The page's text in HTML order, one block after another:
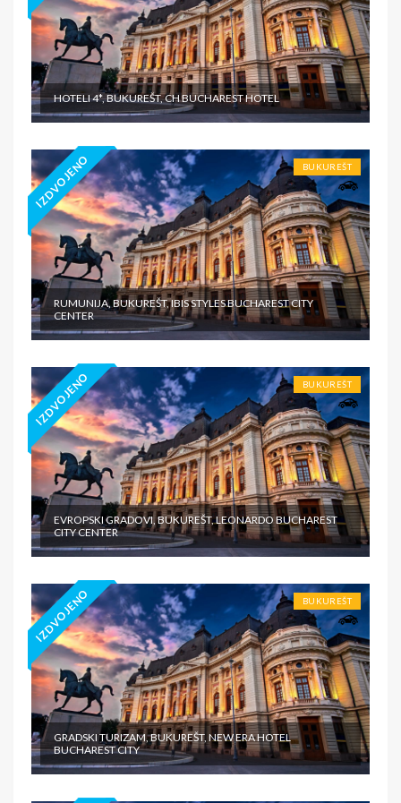
HOTELI 4*, BUKUREŠT, CH BUCHAREST HOTEL
IZDVOJENO BUKUREŠT
RUMUNIJA, BUKUREŠT, IBIS STYLES BUCHAREST CITY
CENTER
IZDVOJENO BUKUREŠT
EVROPSKI GRADOVI, BUKUREŠT, LEONARDO BUCHAREST
CITY CENTER
IZDVOJENO BUKUREŠT
GRADSKI TURIZAM, BUKUREŠT, NEW ERA HOTEL
BUCHAREST CITY